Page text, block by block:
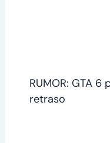
RUMOR: GTA
retraso